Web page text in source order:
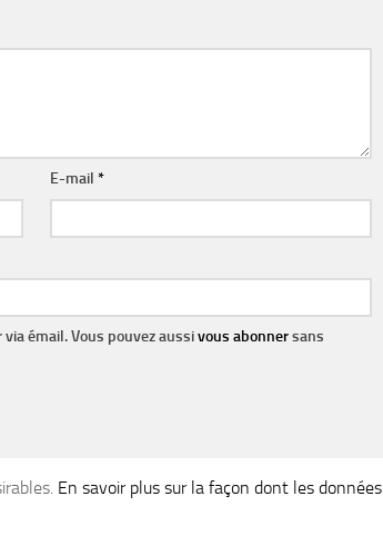
E-mail*
émail. Vous pouvez aussivous abonnersans
En savoir plus sur la façon dont les données